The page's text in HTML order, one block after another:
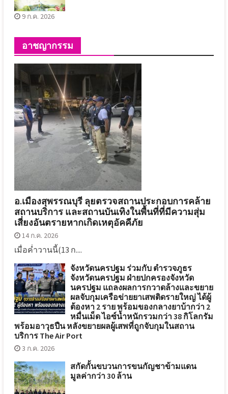
9 ก.ค. 2026
อาชญากรรม
อ.เมืองสุพรรณบุรี ลุยตรวจสถานประกอบการคล้าย
สถานบริการ และสถานบันเทิงในพื้นที่ที่มีความสุ่ม
เสี่ยงอันตรายหากเกิดเหตุอัคคีภัย
14 ก.ค. 2026
เมื่อค่ำวานนี้(13 ก....
จังหวัดนครปฐม ร่วมกับ ตำรวจภูธร
จังหวัดนครปฐม ฝ่ายปกครองจังหวัด
นครปฐม แถลงผลการกวาดล้างและขยาย
ผลจับกุมเครือข่ายยาเสพติดรายใหญ่ ได้ผู้
ต้องหา 2 ราย พร้อมของกลางยาบ้ากว่า 2
หมื่นเม็ด ไอซ์น้ำหนักรวมกว่า 38 กิโลกรัม
พร้อมอาวุธปืน หลังขยายผลผู้เสพที่ถูกจับกุมในสถาน
บริการ The Air Port
3 ก.ค. 2026
สกัดกั้นขบวนการขนกัญชาข้ามแดน
มูลค่ากว่า 30 ล้าน